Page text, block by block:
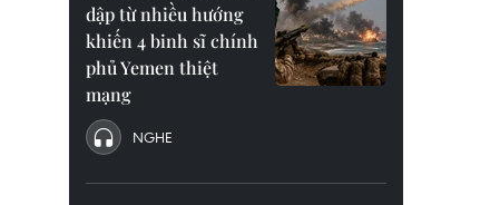
dập từ nhiều hướng
khiến 4 binh sĩ chính
phủ Yemen thiệt
mạng
NGHE